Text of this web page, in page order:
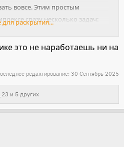
вовсе. Этим простым
сразу несколько задач:
выходит количественно
нормальное
местностью, привыкает к
грунтам, рельефу, к
и страхов), выработка
наработка
и уверенности друг в
раскрытия...
это не наработаешь ни на
редактирование: 30 Сентябрь 2025
и 5 других